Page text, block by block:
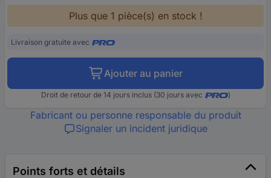
Plus que 1 pièce(s) en stock !
Livraison gratuite avec
Ajouter au panier
Droit de retour de 14 jours inclus (30 jours avec )
Fabricant ou personne responsable du produit
Signaler un incident juridique
Points forts et détails